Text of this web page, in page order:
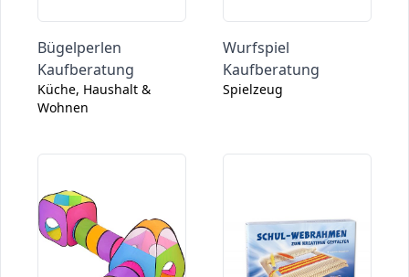
Bügelperlen
Kaufberatung
Küche, Haushalt &
Wohnen
Wurfspiel
Kaufberatung
Spielzeug